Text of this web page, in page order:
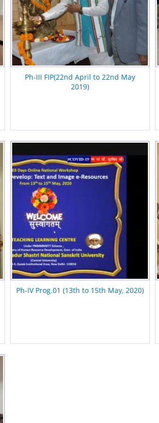
Ph-III FIP(22nd April to 22nd May
2019)
Ph-IV Prog.01 (13th to 15th May, 2020)